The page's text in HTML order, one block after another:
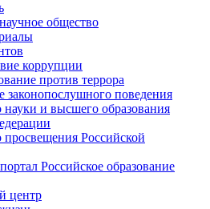
общество
коррупции
против террора
поведения
и высшего образования
Российской
Российское образование
центр